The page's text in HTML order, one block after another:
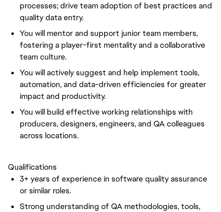
processes; drive team adoption of best practices and
quality data entry.
You will mentor and support junior team members,
fostering a player-first mentality and a collaborative
team culture.
You will actively suggest and help implement tools,
automation, and data-driven efficiencies for greater
impact and productivity.
You will build effective working relationships with
producers, designers, engineers, and QA colleagues
across locations.
Qualifications
3+ years of experience in software quality assurance
or similar roles.
Strong understanding of QA methodologies, tools,